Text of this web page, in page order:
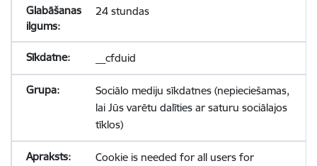
24 stundas
__cfduid
Sociālo mediju sīkdatnes (nepieciešamas,
lai Jūs varētu dalīties ar saturu sociālajos
tīklos)
Cookie is needed for all users for